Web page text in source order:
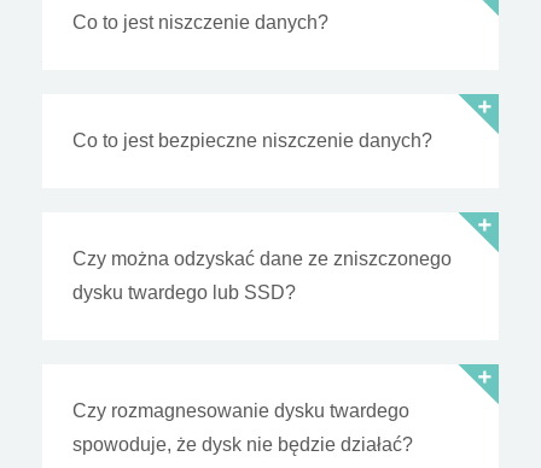
Co to jest niszczenie danych?
Co to jest bezpieczne niszczenie danych?
Czy można odzyskać dane ze zniszczonego
dysku twardego lub SSD?
Czy rozmagnesowanie dysku twardego
spowoduje, że dysk nie będzie działać?